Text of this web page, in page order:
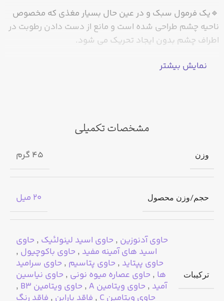
🔹یک فرمول سبک و در عین حال بسیار مغذی که مخصوص
ناحیه چشم طراحی شده است و مانع از دست دادن رطوبت در
اطراف چشم بدون ایجاد تحریک می شود.
🌱برند:Celimax
🌱 فاقد تست روی حیوانات
🌱 ️ فاقد ترکیبات مضر
آدنوزين، سرامايد، نياسيناميد
🌱 ️ مناسب همه انواع پوست همچنین حساس و مستعد میلیا
✔آبرساني و رطوبت رساني عميق
✔رفع خطوط و جلوگيري از ايجاد چروك
✔روشن و شفاف كننده دور چشم
نمایش بیشتر
مشخصات تکمیلی
وزن 45 گرم
حجم/وزن محصول 20 میل
ترکیبات
حاوی آدنوزین , حاوی اسید لینولئیک , حاوی
اسید های آمینه مفید , حاوی باکوچیول ,
حاوی پپتاید , حاوی پتاسیم , حاوی سرامید
ها , حاوی عصاره میوه نونی , حاوی نیاسین
آمید , حاوی ویتامین A , حاوی ویتامین B3
,
حاوی ویتامین C
, فاقد پارابن , فاقد رنگ